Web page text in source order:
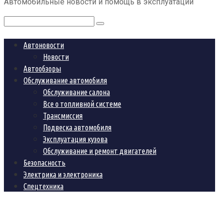
Поиск:
Автоновости
Новости
Автообзоры
Обслуживание автомобиля
Обслуживание салона
Все о топливной системе
Трансмиссия
Подвеска автомобиля
Эксплуатация кузова
Обслуживание и ремонт двигателей
Безопасность
Электрика и электроника
Спецтехника